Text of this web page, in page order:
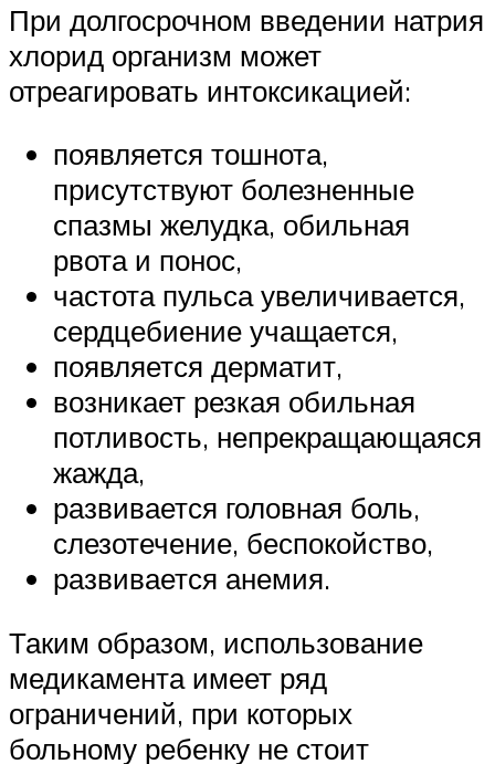
При долгосрочном введении натрия
хлорид организм может
отреагировать интоксикацией:
появляется тошнота,
присутствуют болезненные
спазмы желудка, обильная
рвота и понос,
частота пульса увеличивается,
сердцебиение учащается,
появляется дерматит,
возникает резкая обильная
потливость, непрекращающаяся
жажда,
развивается головная боль,
слезотечение, беспокойство,
развивается анемия.
Таким образом, использование
медикамента имеет ряд
ограничений, при которых
больному ребенку не стоит